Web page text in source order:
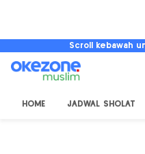
Scroll kebawah
HOME JADWAL SHOLAT